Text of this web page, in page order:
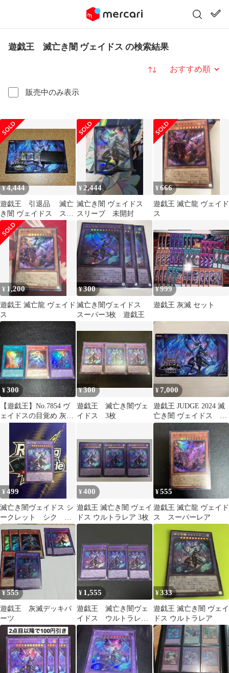
遊戯王 滅亡き闇 ヴェイドス の検索結果
販売中のみ表示
並び替え
¥4,444
遊戯王 引退品 滅亡
き闇 ヴェイドス スリ
ーブ プレイマット
¥ 2,444
滅亡き闇 ヴェイドス
スリーブ 未開封
¥666
遊戯王 滅亡龍 ヴェイド
ス
¥ 1,200
遊戯王 滅亡龍 ヴェイド
ス
¥300
滅亡き闇ヴェイドス
スーパー3枚 遊戯王
¥999
遊戯王 灰滅 セット
¥300
【遊戯王】No.7854 ヴ
ェイドスの目覚め 灰滅
せし都の巫女 滅亡き闇
ヴェイドス ウルトラ ス
ーパー 各1枚 計3枚
¥300
遊戯王 滅亡き闇ヴェ
イドス 3枚
¥7,000
遊戯王 JUDGE 2024 滅
亡き闇 ヴェイドス プ
レイマット ラスト1枚
¥499
滅亡き闇ヴェイドス シ
ークレット シク 遊
戯王 壊滅 灰滅
WPP5
¥400
遊戯王 滅亡き闇 ヴェイ
ドス ウルトラレア 3枚
¥555
遊戯王 滅亡龍 ヴェイド
ス スーパーレア
¥555
遊戯王 灰滅デッキパ
ーツ
¥ 1,555
遊戯王 滅亡き闇ヴェ
イドス ウルトラレ
ア 3枚セット
¥333
遊戯王 滅亡き闇 ヴェイ
ドス ウルトラレア